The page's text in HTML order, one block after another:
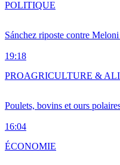
Sánchez riposte contre
19:18
POLITIQUE
Poulets, bovins et ours
16:04
PROAGRICULTURE &
ÉCONOMIE